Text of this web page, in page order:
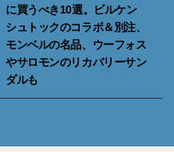
に買うべき10選。ビルケン
シュトックのコラボ＆別注、
モンベルの名品、ウーフォス
やサロモンのリカバリーサン
ダルも